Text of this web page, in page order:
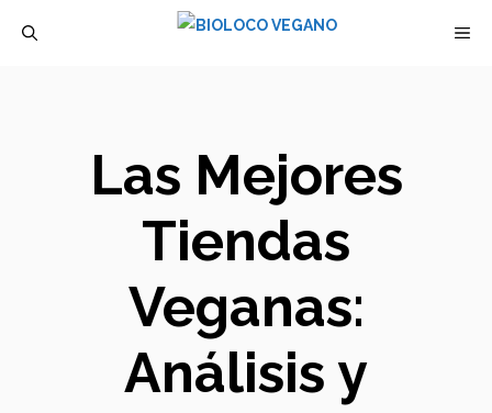
Las Mejores
Tiendas
Veganas:
Análisis y